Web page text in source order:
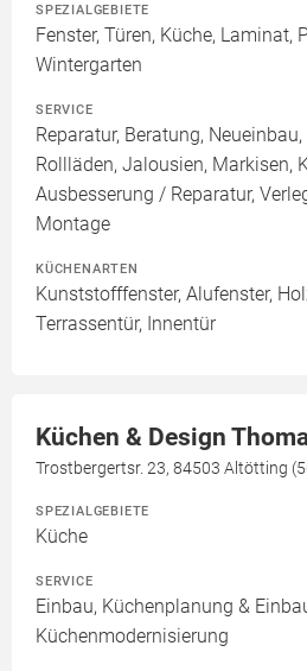
SPEZIALGEBIETE
Fenster, Türen, Küche, Laminat,
Wintergarten
SERVICE
Reparatur, Beratung,
Rollläden, Jalousien, Markisen,
Ausbesserung / Reparatur,
Montage
KÜCHENARTEN
Kunststofffenster, Alufenster,
Terrassentür, Innentür
Küchen & Design
Trostbergertsr. 23, 84503 Altötting
SPEZIALGEBIETE
Küche
SERVICE
Einbau, Küchenplanung &
Küchenmodernisierung